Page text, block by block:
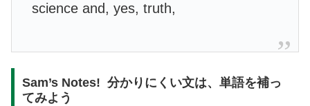
science and, yes, truth,
Sam’s Notes! 分かりにくい文は、単語を補っ
てみよう